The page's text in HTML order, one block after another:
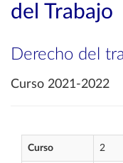
del Trabajo
Derecho del
Curso 2021-2022
Curso 2